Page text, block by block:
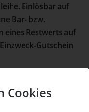
Cookies
Einlösbar auf
Bar- bzw.
eines Restwerts auf
Gutschein